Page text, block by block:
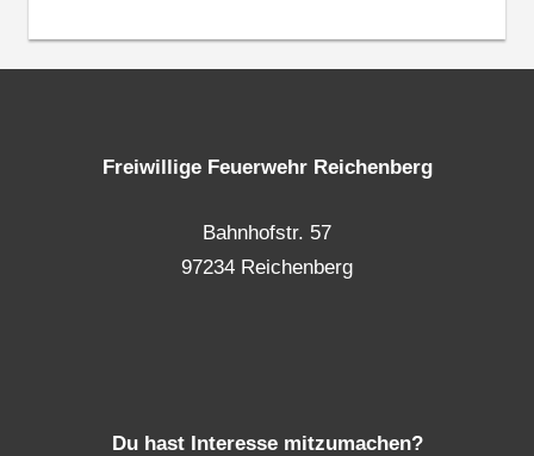
Freiwillige Feuerwehr Reichenberg
Bahnhofstr. 57
97234 Reichenberg
Du hast Interesse mitzumachen?